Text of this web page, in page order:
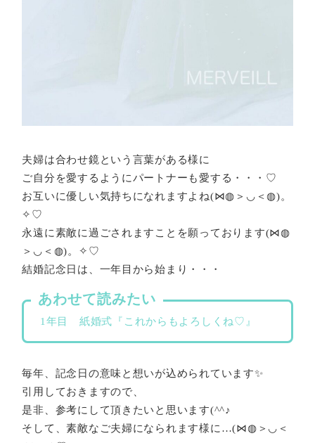
夫婦は合わせ鏡という言葉がある様に
ご自分を愛するようにパートナーも愛する・・・♡
お互いに優しい気持ちになれますよね(⋈◍＞◡＜◍)。
✧♡
永遠に素敵に過ごされますことを願っております(⋈◍
＞◡＜◍)。✧♡
結婚記念日は、一年目から始まり・・・
あわせて読みたい
1年目 紙婚式『これからもよろしくね♡』
毎年、記念日の意味と想いが込められています✨
引用しておきますので、
是非、参考にして頂きたいと思います(^^♪
そして、素敵なご夫婦になられます様に…(⋈◍＞◡＜